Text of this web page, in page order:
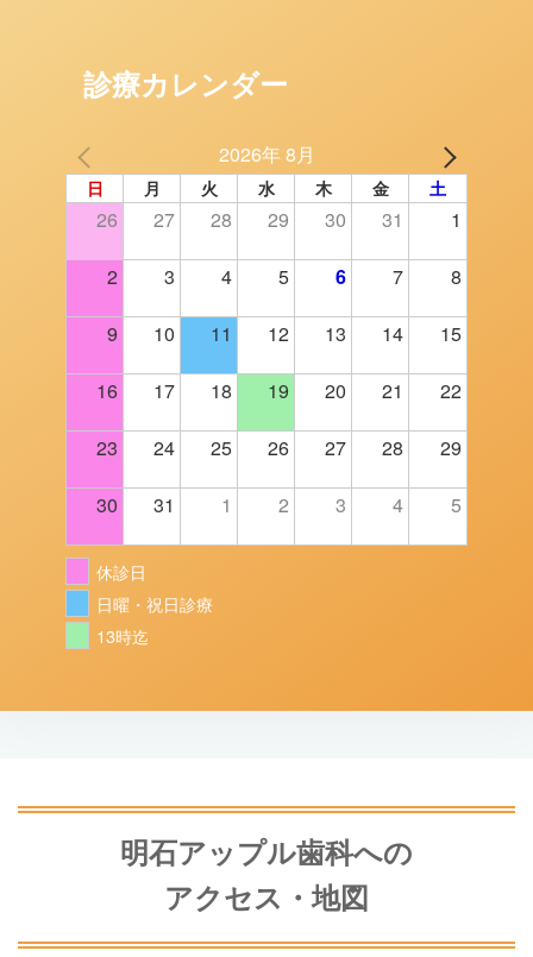
診療カレンダー
2026年 8月
日 月 火 水 木 金 土
26 27 28 29 30 31 1
2 3 4 5 6 7 8
9 10 11 12 13 14 15
16 17 18 19 20 21 22
23 24 25 26 27 28 29
30 31 1 2 3 4 5
休診日
日曜・祝日診療
13時迄
明石アップル歯科への
アクセス・地図